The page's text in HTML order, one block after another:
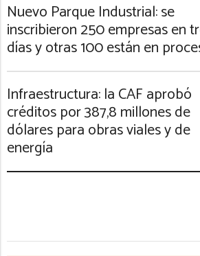
Nuevo Parque Industrial: se
inscribieron 250 empresas en
días y otras 100 están en
Infraestructura: la CAF aprobó
créditos por 387,8 millones de
dólares para obras viales y de
energía